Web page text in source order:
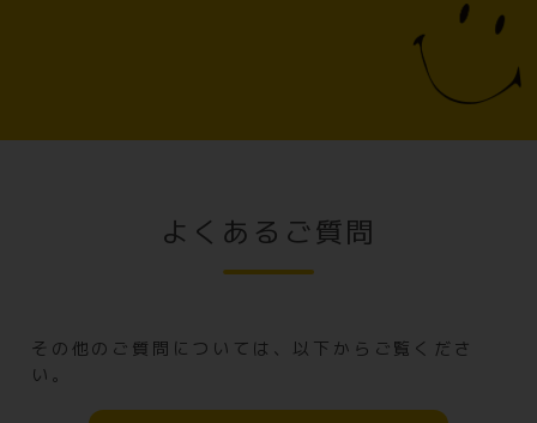
よくあるご質問
その他のご質問については、以下からご覧くださ
い。